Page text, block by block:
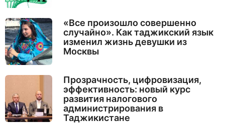
«Все произошло совершенно
случайно». Как таджикский язык
изменил жизнь девушки из
Москвы
Прозрачность, цифровизация,
эффективность: новый курс
развития налогового
администрирования в
Таджикистане